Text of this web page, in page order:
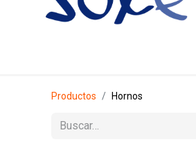
Productos Hornos